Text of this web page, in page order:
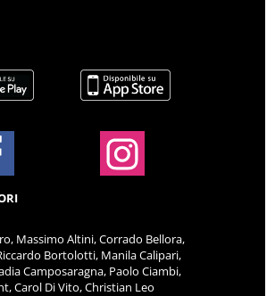
Massimo Altini, Corrado Bellora,
Bortolotti, Manila Calipari,
Camposaragna, Paolo Ciambi,
Carol Di Vito, Christian Leo